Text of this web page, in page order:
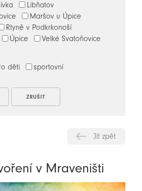
Libňatov
Maršov u Úpice
Rtyně v Podkrkonoší
Úpice Velké Svatoňovice
děti sportovní
Jít zpět
v Mraveništi